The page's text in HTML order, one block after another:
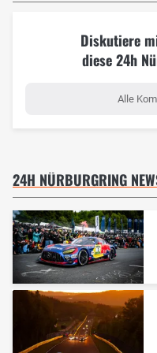
Diskutiere
diese 24h
Alle
24H NÜRBURGRING